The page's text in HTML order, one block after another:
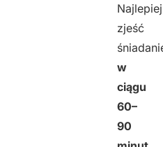
Najlepiej
zjeść
w
ciągu
60–
90